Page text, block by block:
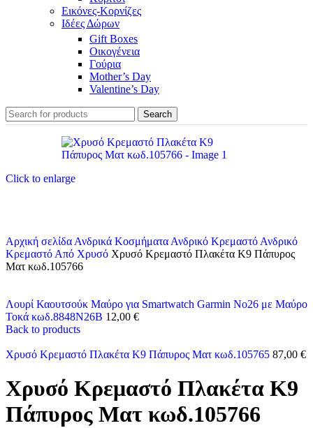
Εικόνες-Κορνίζες
Ιδέες Δώρων
Gift Boxes
Οικογένεια
Γούρια
Mother’s Day
Valentine’s Day
Search
Click to enlarge
Αρχική σελίδα Ανδρικά Κοσμήματα Ανδρικό Κρεμαστό Ανδρικό
Κρεμαστό Από Χρυσό Χρυσό Κρεμαστό Πλακέτα K9 Πάπυρος
Ματ κωδ.105766
Λουρί Καουτσούκ Μαύρο για Smartwatch Garmin No26 με Μαύρο
Τοκά κωδ.8848N26B 12,00 €
Back to products
Χρυσό Κρεμαστό Πλακέτα K9 Πάπυρος Ματ κωδ.105765 87,00 €
Χρυσό Κρεμαστό Πλακέτα K9
Πάπυρος Ματ κωδ.105766